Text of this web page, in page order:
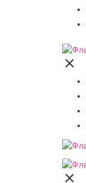

